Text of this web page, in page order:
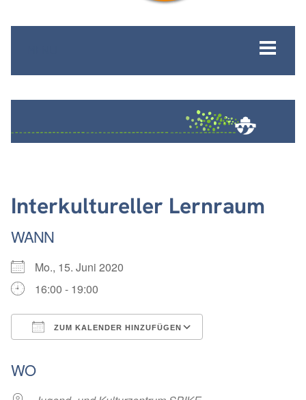
Interkultureller Lernraum
WANN
Mo., 15. Juni 2020
16:00 - 19:00
ZUM KALENDER HINZUFÜGEN
WO